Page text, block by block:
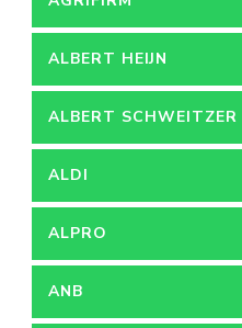
ALBERT HEIJN
ALBERT SCHWEITZER
ZIEKENHUIS
ALDI
ALPRO
ANB